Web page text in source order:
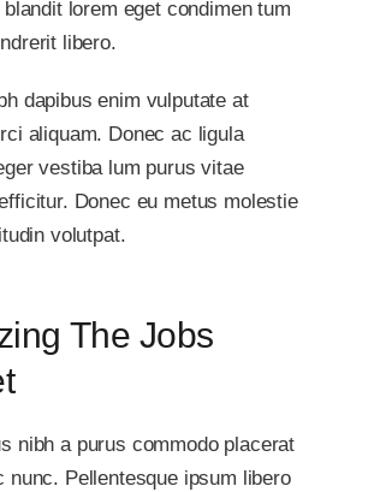
lorem eget condimen tum
libero.
dapibus enim vulputate at
aliquam. Donec ac ligula
vestiba lum purus vitae
Donec eu metus molestie
volutpat.
The Jobs
nibh a purus commodo placerat
nunc. Pellentesque ipsum libero